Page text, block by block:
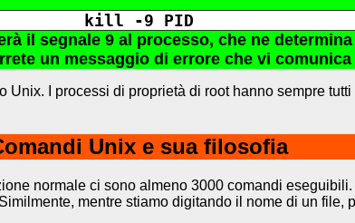
kill -9 PID
il segnale 9 al processo, che ne
un messaggio di errore che vi
Unix. I processi di proprietà di root hanno sempre
Unix e sua filosofia
normale ci sono almeno 3000 comandi
mentre stiamo digitando il nome di un file,